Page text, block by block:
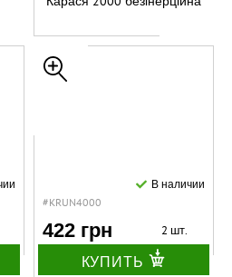
#KRUN4000
В наличии
422 грн 2 шт.
КУПИТЬ